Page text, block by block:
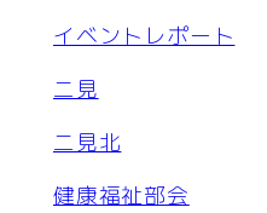
イベントレポート
二見
二見北
健康福祉部会